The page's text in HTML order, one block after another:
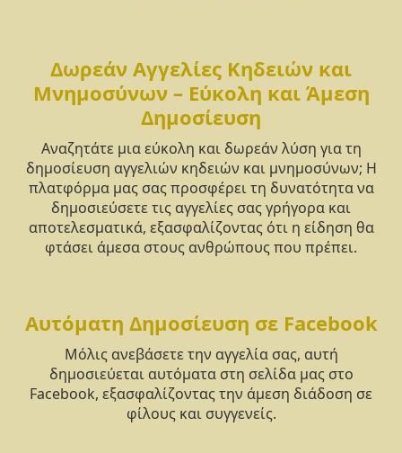
Δωρεάν Αγγελίες Κηδειών και
Μνημοσύνων – Εύκολη και Άμεση
Δημοσίευση
Αναζητάτε μια εύκολη και δωρεάν λύση για τη
δημοσίευση αγγελιών κηδειών και μνημοσύνων; Η
πλατφόρμα μας σας προσφέρει τη δυνατότητα να
δημοσιεύσετε τις αγγελίες σας γρήγορα και
αποτελεσματικά, εξασφαλίζοντας ότι η είδηση θα
φτάσει άμεσα στους ανθρώπους που πρέπει.
Αυτόματη Δημοσίευση σε Facebook
Μόλις ανεβάσετε την αγγελία σας, αυτή
δημοσιεύεται αυτόματα στη σελίδα μας στο
Facebook, εξασφαλίζοντας την άμεση διάδοση σε
φίλους και συγγενείς.